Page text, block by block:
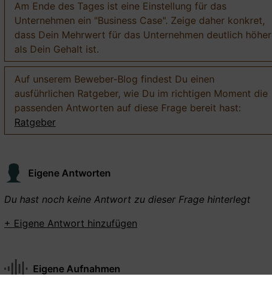
Am Ende des Tages ist eine Einstellung für das
Unternehmen ein "Business Case". Zeige daher konkret,
dass Dein Mehrwert für das Unternehmen deutlich höher
als Dein Gehalt ist.
Auf unserem Beweber-Blog findest Du einen
ausführlichen Ratgeber, wie Du im richtigen Moment die
passenden Antworten auf diese Frage bereit hast:
Ratgeber
Eigene Antworten
Du hast noch keine Antwort zu dieser Frage hinterlegt
+ Eigene Antwort hinzufügen
Eigene Aufnahmen